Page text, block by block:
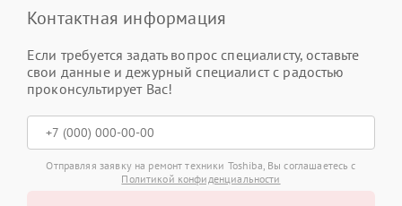
Контактная информация
Если требуется задать вопрос специалисту, оставьте
свои данные и дежурный специалист с радостью
проконсультирует Вас!
Отправляя заявку на ремонт техники Toshiba, Вы соглашаетесь с
Политикой конфиденциальности